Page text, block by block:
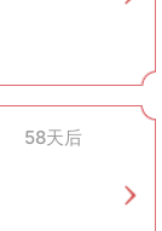
58天后